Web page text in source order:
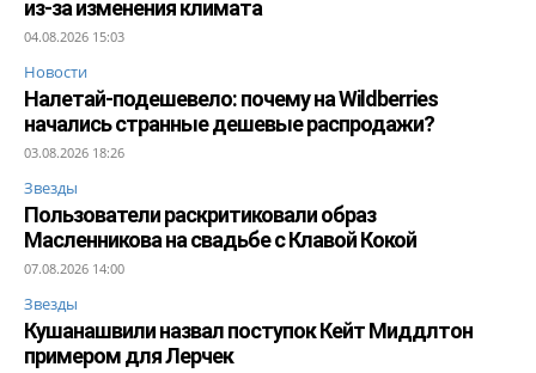
из-за изменения климата
04.08.2026 15:03
Новости
Налетай-подешевело: почему на Wildberries
начались странные дешевые распродажи?
03.08.2026 18:26
Звезды
Пользователи раскритиковали образ
Масленникова на свадьбе с Клавой Кокой
07.08.2026 14:00
Звезды
Кушанашвили назвал поступок Кейт Миддлтон
примером для Лерчек